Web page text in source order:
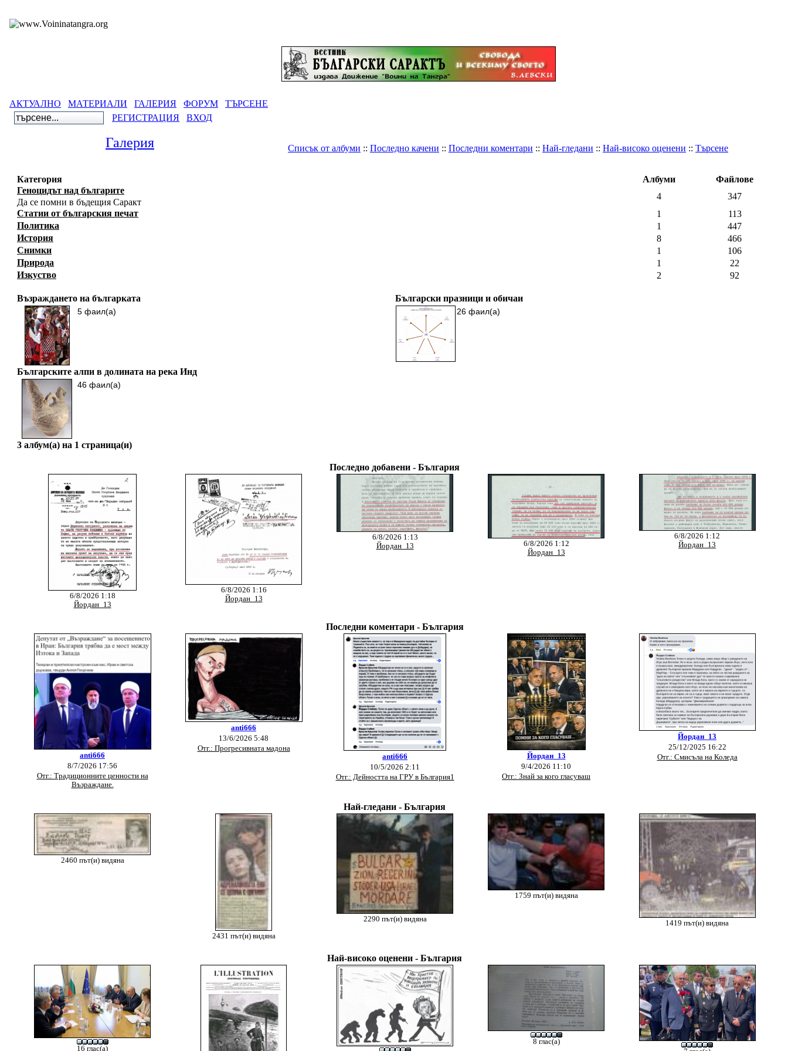
АКТУАЛНО МАТЕРИАЛИ ГАЛЕРИЯ ФОРУМ
ТЪРСЕНЕ
РЕГИСТРАЦИЯ
ВХОД
Галерия Списък от албуми :: Последно качени :: Последни коментари :: Най-гледани :: Най-високо оценени :: Търсене
Категория
Албуми
Файлове
Геноцидът над българите
Да се помни в бъдещия Саракт
4
347
Статии от българския печат
1
113
Политика
1
447
История
8
466
Снимки
1
106
Природа
1
22
Изкуство
2 92
Възраждането на българката
5 фаил(а)
Български празници и обичаи
26 фаил(а)
Българските алпи в долината на река Инд
46 фаил(а)
3 албум(а) на 1 страница(и)
Последно добавени - България
6/8/2026 1:18
Йордан_13
6/8/2026 1:16
Йордан_13
6/8/2026 1:13
Йордан_13
6/8/2026 1:12
Йордан_13
6/8/2026 1:12
Йордан_13
Последни коментари - България
anti666
8/7/2026 17:56
Отг.: Традиционните ценности на
Възраждане.
anti666
13/6/2026 5:48
Отг.: Прогресивната мадона
anti666
10/5/2026 2:11
Отг.: Дейността на ГРУ в България1
Йордан_13
9/4/2026 11:10
Отг.: Знай за кого гласуваш
Йордан_13
25/12/2025 16:22
Отг.: Смисъла на Коледа
Най-гледани - България
2460 път(и) видяна
2431 път(и) видяна
2290 път(и) видяна
1759 път(и) видяна
1419 път(и) видяна
Най-високо оценени - България
16 глас(а)
8 глас(а)